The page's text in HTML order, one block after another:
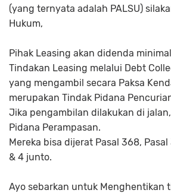
(yang ternyata adalah PALSU)
Hukum,
Pihak Leasing akan didenda
Tindakan Leasing melalui Debt
yang mengambil secara Paksa
merupakan Tindak Pidana
Jika pengambilan dilakukan di
Pidana Perampasan.
Mereka bisa dijerat Pasal 368, Pasal
& 4 junto.
Ayo sebarkan untuk Menghentikan